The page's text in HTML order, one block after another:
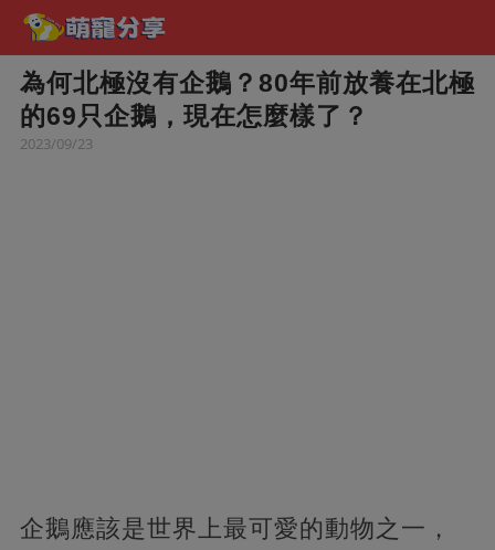
為何北極沒有企鵝？80年前放養在北極
的69只企鵝，現在怎麼樣了？
2023/09/23
企鵝應該是世界上最可愛的動物之一，